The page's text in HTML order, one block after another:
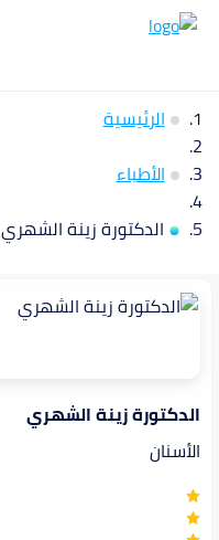
الرئيسية
الأطباء
الدكتورة زينة الشهري
الدكتورة زينة الشهري
الأسنان